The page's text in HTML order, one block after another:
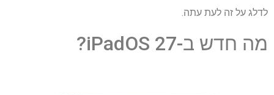
לדלג על זה לעת עתה.
מה חדש ב-iPadOS 27?